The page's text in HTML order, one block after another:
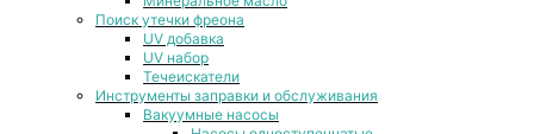
Поиск утечки фреона
UV добавка
UV набор
Течеискатели
Инструменты заправки и обслуживания
Вакуумные насосы